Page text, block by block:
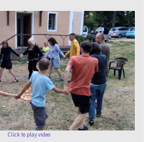
Click to play video